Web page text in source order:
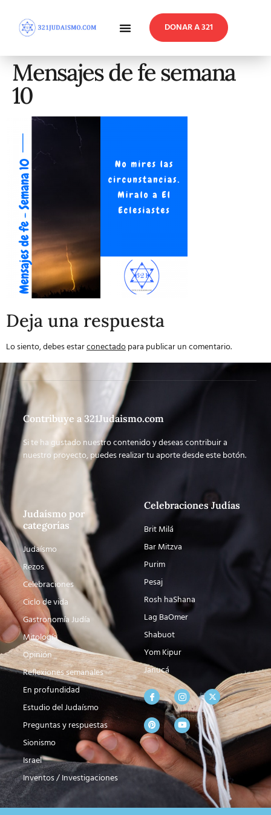
DONAR A 321
Mensajes de fe semana
10
Deja una respuesta
Lo siento, debes estarconectadopara publicar un comentario.
Contribuye a 321Judaismo.com
Si te ha gustado nuestro contenido y deseas contribuir a
nuestro proyecto, puedes realizar tu aporte desde este botón.
Judaísmo por
categorías
Judaísmo
Rezos
Celebraciones
Ciclo de vida
Gastronomía Judía
Mitología
Opinión
Reflexiones semanales
En profundidad
Estudio del Judaísmo
Preguntas y respuestas
Sionismo
Israel
Inventos / Investigaciones
Celebraciones Judías
Brit Milá
Bar Mitzva
Purim
Pesaj
Rosh haShana
Lag BaOmer
Shabuot
Yom Kipur
Janucá